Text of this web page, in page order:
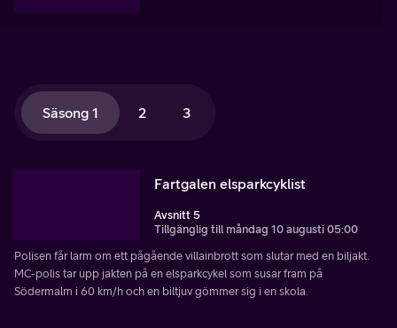
Säsong 1 2 3
Fartgalen elsparkcyklist
Avsnitt 5
Tillgänglig till måndag 10 augusti 05:00
Polisen får larm om ett pågående villainbrott som slutar med en biljakt.
MC-polis tar upp jakten på en elsparkcykel som susar fram på
Södermalm i 60 km/h och en biltjuv gömmer sig i en skola.